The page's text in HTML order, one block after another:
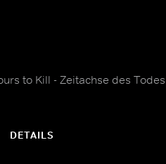
to Kill - Zeitachse des Todes
DETAILS